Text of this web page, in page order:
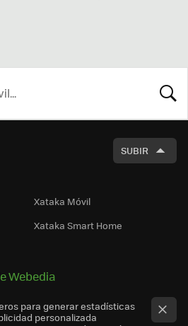
SUBIR
Xataka Móvil
Xataka Smart Home
Webedia
para generar estadísticas
personalizada